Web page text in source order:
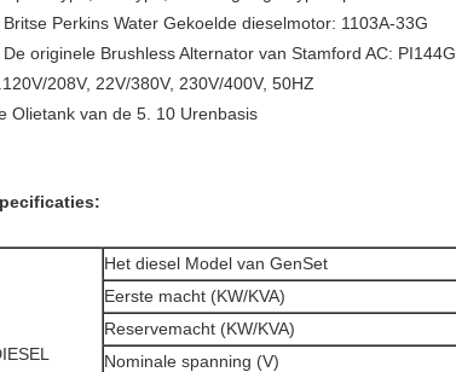
Britse Perkins Water Gekoelde dieselmotor: 1103A-33G
De originele Brushless Alternator van Stamford AC: PI144G
208V, 22V/380V, 230V/400V, 50HZ
Olietank van de 5. 10 Urenbasis
Het diesel Model van GenSet
Eerste macht (KW/KVA)
Reservemacht (KW/KVA)
Nominale spanning (V)